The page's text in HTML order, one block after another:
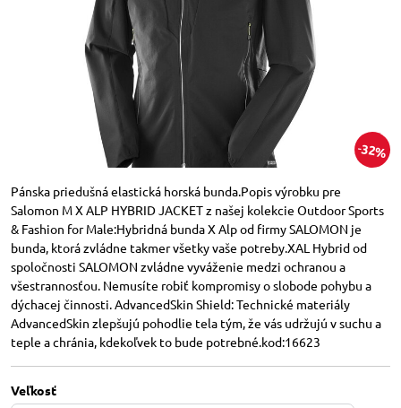
32%
Pánska priedušná elastická horská bunda.Popis výrobku pre
Salomon M X ALP HYBRID JACKET z našej kolekcie Outdoor Sports
& Fashion for Male:Hybridná bunda X Alp od firmy SALOMON je
bunda, ktorá zvládne takmer všetky vaše potreby.XAL Hybrid od
spoločnosti SALOMON zvládne vyváženie medzi ochranou a
všestrannosťou. Nemusíte robiť kompromisy o slobode pohybu a
dýchacej činnosti. AdvancedSkin Shield: Technické materiály
AdvancedSkin zlepšujú pohodlie tela tým, že vás udržujú v suchu a
teple a chránia, kdekoľvek to bude potrebné.kod:16623
Veľkosť